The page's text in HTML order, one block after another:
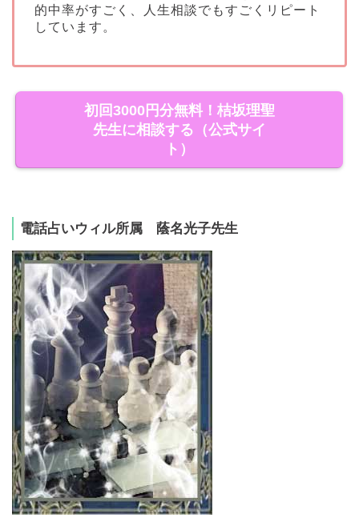
的中率がすごく、人生相談でもすごくリピート
しています。
初回3000円分無料！桔坂理聖
先生に相談する（公式サイ
ト）
電話占いウィル所属 蔭名光子先生